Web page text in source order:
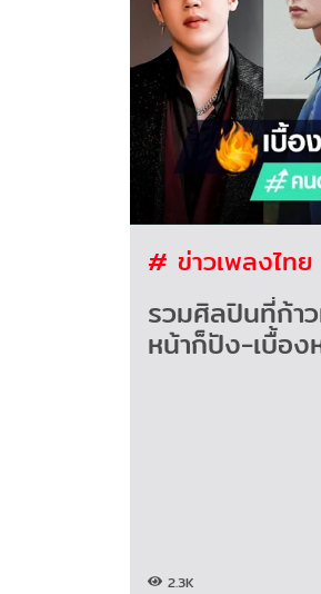
# ข่าวเพลงไทย
รวมศิลปินที่ก้า
หน้าก็ปัง-เบื้อง
2.3K